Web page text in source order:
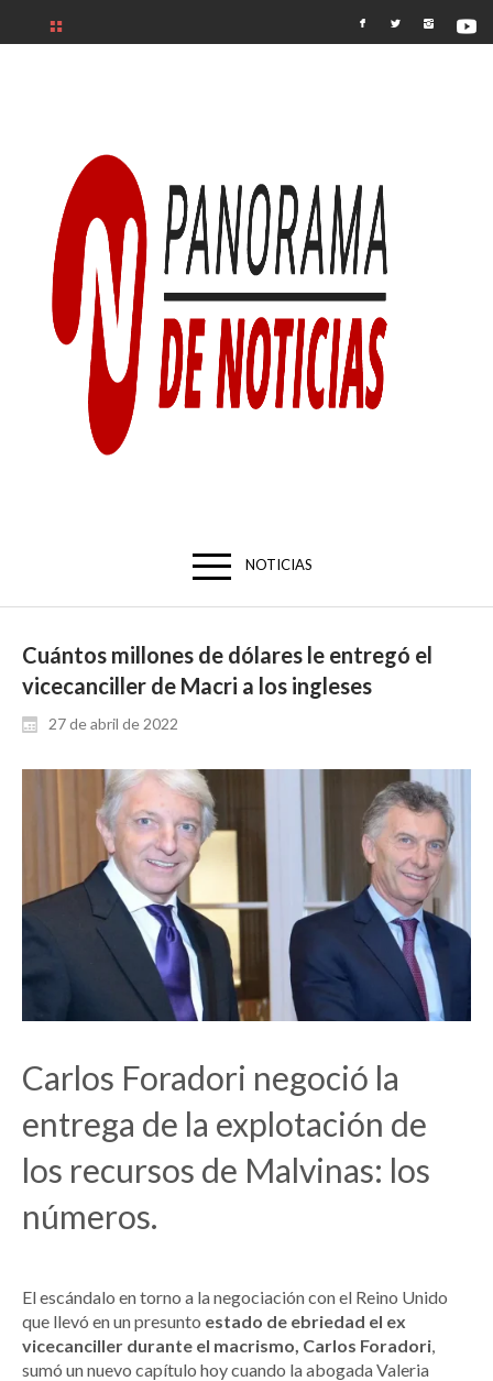
NOTICIAS
Cuántos millones de dólares le entregó el
vicecanciller de Macri a los ingleses
27 de abril de 2022
Carlos Foradori negoció la
entrega de la explotación de
los recursos de Malvinas: los
números.
El escándalo en torno a la negociación con el Reino Unido
que llevó en un presunto estado de ebriedad el ex
vicecanciller durante el macrismo, Carlos Foradori,
sumó un nuevo capítulo hoy cuando la abogada Valeria